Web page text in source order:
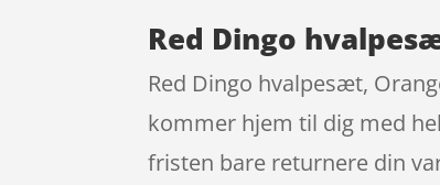
Red Dingo
Red Dingo hvalpesæt,
kommer hjem til dig med
fristen bare returnere din